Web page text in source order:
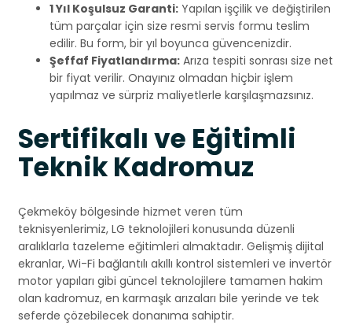
1 Yıl Koşulsuz Garanti: Yapılan işçilik ve değiştirilen
tüm parçalar için size resmi servis formu teslim
edilir. Bu form, bir yıl boyunca güvencenizdir.
Şeffaf Fiyatlandırma: Arıza tespiti sonrası size net
bir fiyat verilir. Onayınız olmadan hiçbir işlem
yapılmaz ve sürpriz maliyetlerle karşılaşmazsınız.
Sertifikalı ve Eğitimli
Teknik Kadromuz
Çekmeköy bölgesinde hizmet veren tüm
teknisyenlerimiz, LG teknolojileri konusunda düzenli
aralıklarla tazeleme eğitimleri almaktadır. Gelişmiş dijital
ekranlar, Wi-Fi bağlantılı akıllı kontrol sistemleri ve invertör
motor yapıları gibi güncel teknolojilere tamamen hakim
olan kadromuz, en karmaşık arızaları bile yerinde ve tek
seferde çözebilecek donanıma sahiptir.